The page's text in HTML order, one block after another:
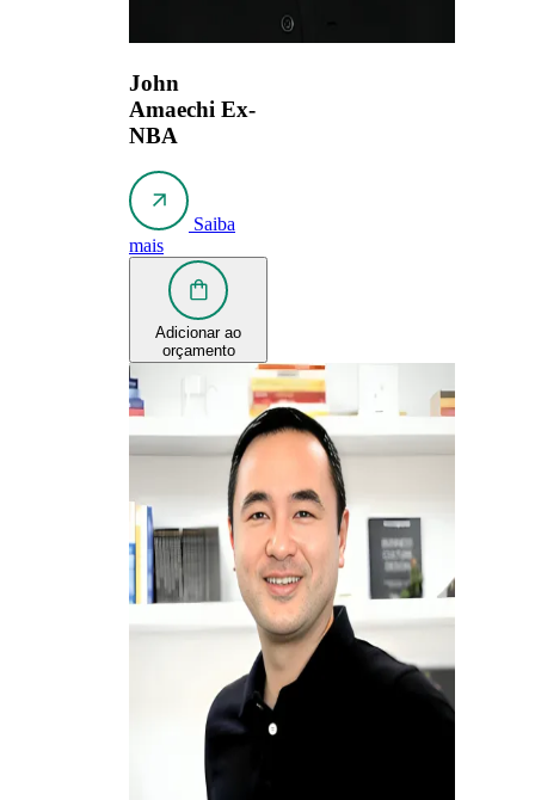
John
Amaechi Ex-
NBA
Saiba
mais
Adicionar ao
orçamento